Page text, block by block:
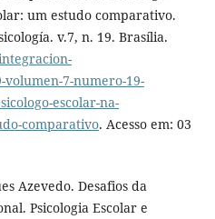
um estudo comparativo.
v.7, n. 19. Brasília.
7-numero-19-
escolar-na-
comparativo. Acesso em: 03
Azevedo. Desafios da
Psicologia Escolar e